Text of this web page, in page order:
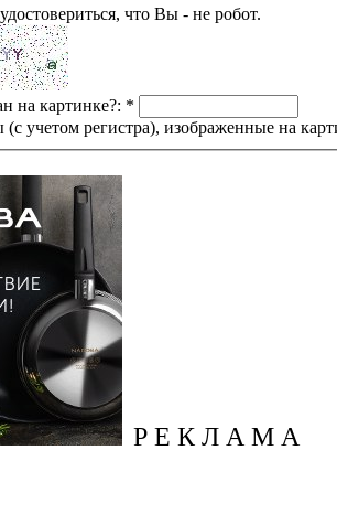
что Вы - не робот.
на картинке?: *
учетом регистра), изображенные на
Р Е К Л А М А